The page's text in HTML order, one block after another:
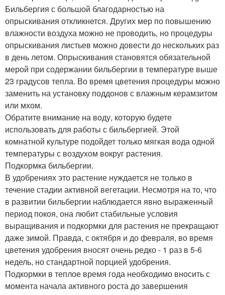
Бильбергия с большой благодарностью на
опрыскивания откликнется. Других мер по повышению
влажности воздуха можно не проводить, но процедуры
опрыскивания листьев можно довести до нескольких раз
в день летом. Опрыскивания становятся обязательной
мерой при содержании бильбергии в температуре выше
23 градусов тепла. Во время цветения процедуры можно
заменить на установку поддонов с влажным керамзитом
или мхом.
Обратите внимание на воду, которую будете
использовать для работы с бильбергией. Этой
комнатной культуре подойдет только мягкая вода одной
температуры с воздухом вокруг растения.
Подкормка бильбергии.
В удобрениях это растение нуждается не только в
течение стадии активной вегетации. Несмотря на то, что
в развитии бильбергии наблюдается явно выраженный
период покоя, она любит стабильные условия
выращивания и подкормки для растения не прекращают
даже зимой. Правда, с октября и до февраля, во время
цветения удобрения вносят очень редко - 1 раз в 5-6
недель, но стандартной порцией удобрения.
Подкормки в теплое время года необходимо вносить с
момента начала активного роста до завершения